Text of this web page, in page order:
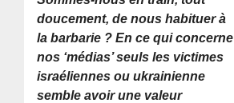
doucement, de nous habituer à
la barbarie ? En ce qui concerne
nos ‘médias’ seuls les victimes
israéliennes ou ukrainienne
semble avoir une valeur